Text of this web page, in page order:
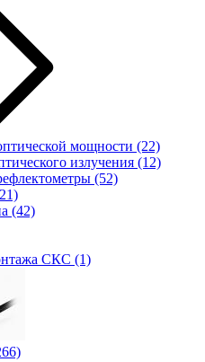
мощности (22)
излучения (12)
(52)
(42)
СКС (1)